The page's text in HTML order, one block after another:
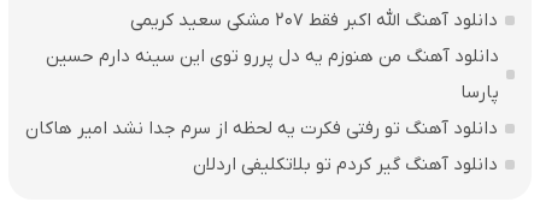
دانلود آهنگ الله اکبر فقط 207 مشکی سعید کریمی
دانلود آهنگ من هنوزم یه دل پررو توی این سینه دارم حسین
پارسا
دانلود آهنگ تو رفتی فکرت یه لحظه از سرم جدا نشد امیر هاکان
دانلود آهنگ گیر کردم تو بلاتکلیفی اردلان